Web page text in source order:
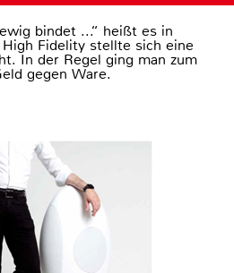
bindet ...“ heißt es in
Fidelity stellte sich eine
In der Regel ging man zum
gegen Ware.